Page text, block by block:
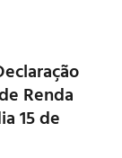
Renda
15 de